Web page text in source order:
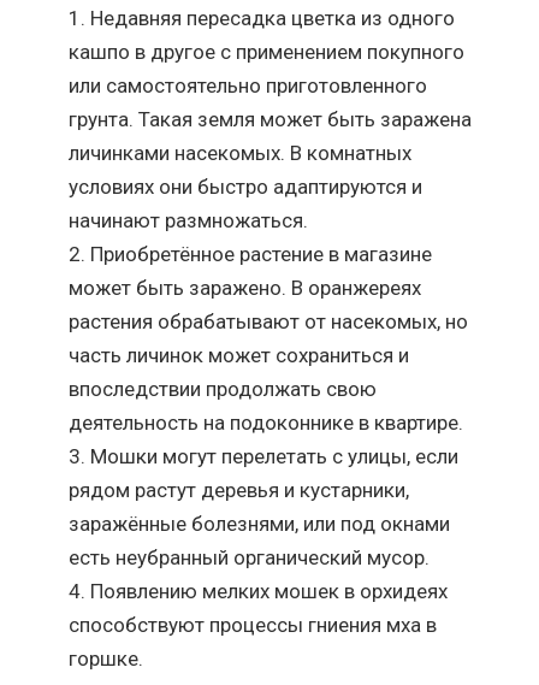
Недавняя пересадка цветка из одного
кашпо в другое с применением покупного
или самостоятельно приготовленного
грунта. Такая земля может быть заражена
личинками насекомых. В комнатных
условиях они быстро адаптируются и
начинают размножаться.
Приобретённое растение в магазине
может быть заражено. В оранжереях
растения обрабатывают от насекомых, но
часть личинок может сохраниться и
впоследствии продолжать свою
деятельность на подоконнике в квартире.
Мошки могут перелетать с улицы, если
рядом растут деревья и кустарники,
заражённые болезнями, или под окнами
есть неубранный органический мусор.
Появлению мелких мошек в орхидеях
способствуют процессы гниения мха в
горшке.